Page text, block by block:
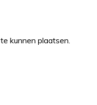
kunnen plaatsen.